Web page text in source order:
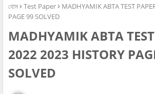
হোম Test Paper
MADHYAMIK ABTA TEST
PAGE 99 SOLVED
MADHYAMIK ABTA
2022 2023 HISTORY
SOLVED